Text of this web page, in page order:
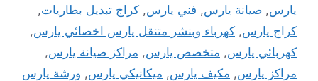
يارس, صيانة يارس, فني يارس, كراج تبديل بطاريات,
كراج يارس, كهرباء وبنشر متنقل يارس اخصائي يارس,
كهربائي يارس, متخصص يارس, مراكز صيانة يارس,
مراكز يارس, مكيف يارس, ميكانيكي يارس, ورشة يارس